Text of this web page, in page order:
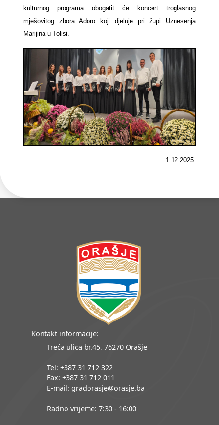
kulturnog programa obogatit će koncert troglasnog
mješovitog zbora Adoro koji djeluje pri župi Uznesenja
Marijina u Tolisi.
1.12.2025.
Kontakt informacije:
Treća ulica br.45, 76270 Orašje
Tel: +387 31 712 322
Fax: +387 31 712 011
E-mail: gradorasje@orasje.ba
Radno vrijeme: 7:30 - 16:00